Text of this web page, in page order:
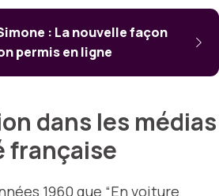
: La nouvelle façon
permis en ligne
dans les médias
française
1960 que “En voiture